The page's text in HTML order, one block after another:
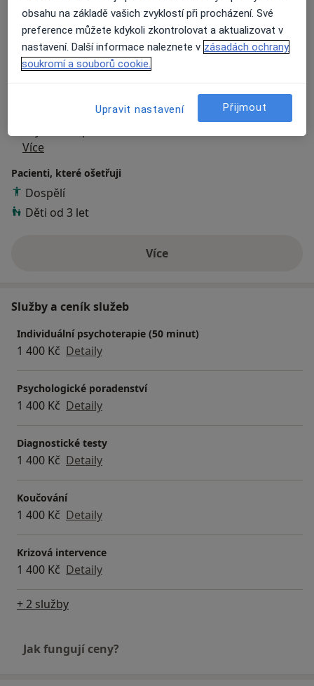
Terapeutický přístup
Rodinná terapie
Odborník na:
Kariérní poradenství
Více
Pacienti, které ošetřuji
Dospělí
Děti od 3 let
Víceo zkušenostech
Služby a ceník služeb
Individuální psychoterapie (50 minut)
1 400 Kč Detaily
Psychologické poradenství
1 400 Kč Detaily
Diagnostické testy
1 400 Kč Detaily
Koučování
1 400 Kč Detaily
Krizová intervence
1 400 Kč Detaily
+ 2 služby
Jak fungují ceny?
obsahu na základě vašich zvyklostí při procházení. Své
preference můžete kdykoli zkontrolovat a aktualizovat v
nastavení. Další informace naleznete v zásadách ochrany
soukromí a souborů cookie.
Upravit nastavení Přijmout